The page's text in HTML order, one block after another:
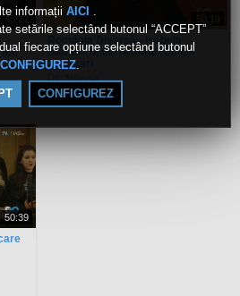
informații AICI
setările selectând butonul “ACCEPT”
fiecare opțiune selectând butonul
CONFIGUREZ.
CONFIGUREZ
45:27
România Diversă - Isabela
Stănescu, din neamul romilor
căldărari
De:
Acum 7 luni
Vizualizări: 12
50:39